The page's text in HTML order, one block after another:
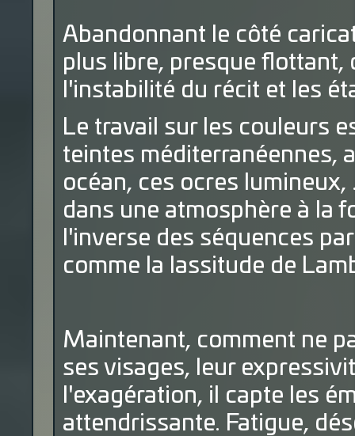
Abandonnant le côté
plus libre, presque flottant,
l'instabilité du récit et les
Le travail sur les couleurs
teintes méditerranéennes,
océan, ces ocres
dans une atmosphère à la
l'inverse des séquences
comme la lassitude de
Maintenant, comment ne
ses visages, leur
l'exagération, il capte les
attendrissante. Fatigue,